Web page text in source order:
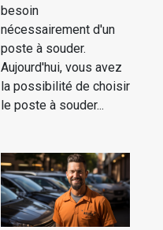
besoin
nécessairement d'un
poste à souder.
Aujourd'hui, vous avez
la possibilité de choisir
le poste à souder...